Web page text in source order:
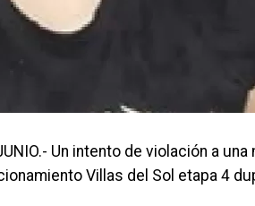
JUNIO.- Un intento de violación a
Villas del Sol etapa 4